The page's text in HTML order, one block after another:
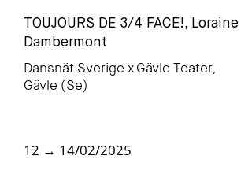
TOUJOURS DE 3/4 FACE!, Loraine
Dambermont
Dansnät Sverige xGävle Teater,
Gävle (Se)
12 → 14/02/2025